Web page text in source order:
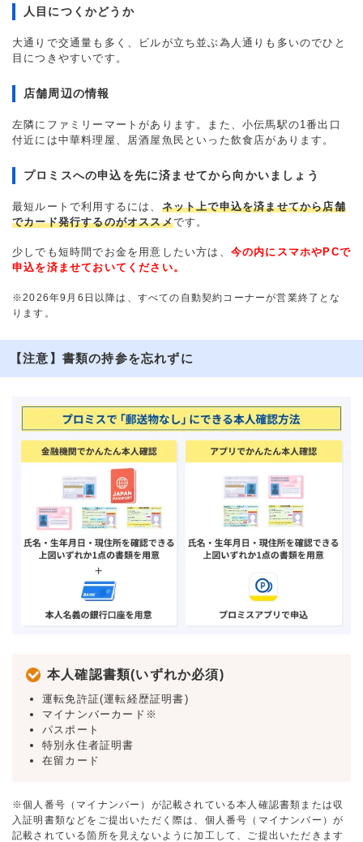
人目につくかどうか
大通りで交通量も多く、ビルが立ち並ぶ為人通りも多いのでひと
目につきやすいです。
店舗周辺の情報
左隣にファミリーマートがあります。また、小伝馬駅の1番出口
付近には中華料理屋、居酒屋魚民といった飲食店があります。
プロミスへの申込を先に済ませてから向かいましょう
最短ルートで利用するには、 ネット上で申込を済ませてから店舗
でカード発行するのがオススメです。
少しでも短時間でお金を用意したい方は、 今の内にスマホやPCで
申込を済ませておいてください。
※2026年9月6日以降は、すべての自動契約コーナーが営業終了とな
ります。
【注意】書類の持参を忘れずに
本人確認書類(いずれか必須)
運転免許証(運転経歴証明書)
マイナンバーカード※
パスポート
特別永住者証明書
在留カード
※個人番号（マイナンバー）が記載されている本人確認書類または収
入証明書類などをご提出いただく際は、個人番号（マイナンバー）が
記載されている箇所を見えないように加工して、ご提出いただきます